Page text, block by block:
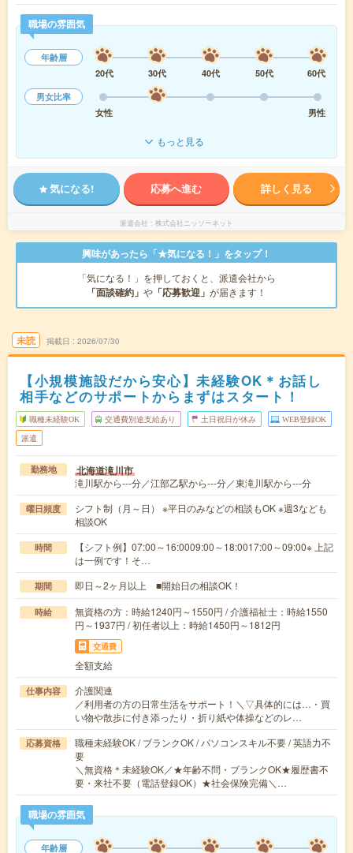
職場の雰囲気
年齢層
20代
30代 40代 50代
60代
男女比率
女性
男性
もっと見る
気になる! 応募へ進む 詳しく見る
派遣会社 株式会社ニッソーネット
興味があったら「★気になる！」をタップ！
「気になる！」を押しておくと、派遣会社から
「面談確約」 や 「応募歓迎」 が届きます！
未読 掲載日 2026/07/30
【小規模施設だから安心】未経験OK＊お話し
相手などのサポートからまずはスタート！
職種未経験OK 交通費別途支給あり 土日祝日が休み WEB登録OK
派遣
勤務地 北海道滝川市
滝川駅から---分／江部乙駅から---分／東滝川駅から---分
曜日頻度
シフト制（月～日） ※平日のみなどの相談もOK ※週3なども
相談OK
時間
【シフト例】07:00～16:0009:00～18:0017:00～09:00※ 上記
は一例です！そ…
期間 即日～2ヶ月以上 ■開始日の相談OK！
時給
無資格の方：時給1240円～1550円 / 介護福祉士：時給1550
円～1937円 / 初任者以上：時給1450円～1812円
交通費
全額支給
仕事内容
介護関連
／利用者の方の日常生活をサポート！＼▽具体的には…・買
い物や散歩に付き添ったり・折り紙や体操などのレ…
応募資格
職種未経験OK / ブランクOK / パソコンスキル不要 / 英語力不
要
＼無資格＊未経験OK／★年齢不問・ブランクOK★履歴書不
要・来社不要（電話登録OK）★社会保険完備＼…
職場の雰囲気
年齢層